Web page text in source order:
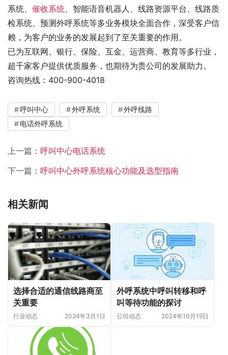
系统、 催收系统、智能语音机器人、线路资源平台、线路质
检系统、预测外呼系统等多业务模块全面合作，深受客户信
赖，为客户的业务的发展起到了至关重要的作用。
已为互联网、银行、保险、互金、运营商、教育等多行业，
超千家客户提供优质服务，也期待为贵公司的发展助力。
咨询热线：400-900-4018
呼叫中心 外呼系统
外呼线路
电话外呼系统
上一篇： 呼叫中心电话系统
下一篇： 呼叫中心外呼系统核心功能及选型指南
相关新闻
选择合适的通信线路商至
关重要
行业动态 2024年3月1日
外呼系统中呼叫转移和呼
叫等待功能的探讨
公司动态 2024年10月19日